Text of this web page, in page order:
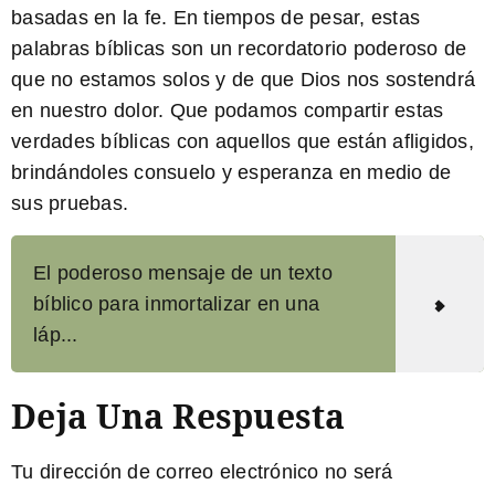
basadas en la fe. En tiempos de pesar, estas
palabras bíblicas son un recordatorio poderoso de
que no estamos solos y de que Dios nos sostendrá
en nuestro dolor. Que podamos compartir estas
verdades bíblicas con aquellos que están afligidos,
brindándoles consuelo y esperanza en medio de
sus pruebas.
El poderoso mensaje de un texto
bíblico para inmortalizar en una
láp...
Deja Una Respuesta
Tu dirección de correo electrónico no será